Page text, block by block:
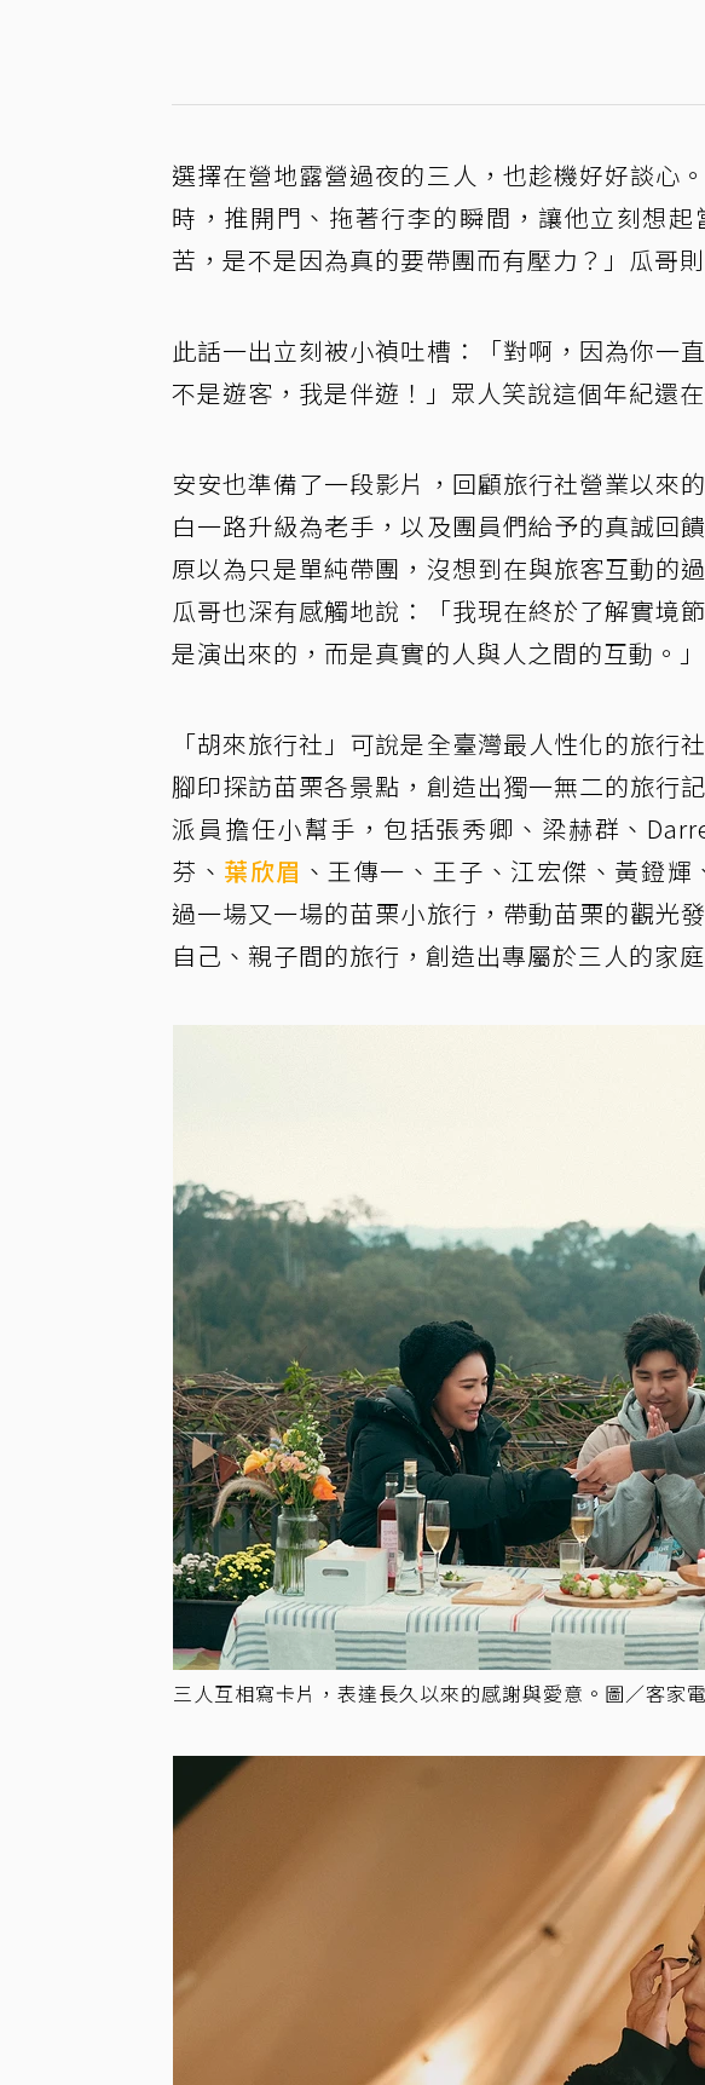
選擇在營地露營過夜的三人，也趁機好好談心
時，推開門、拖著行李的瞬間，讓他立刻想
苦，是不是因為真的要帶團而有壓力？」瓜哥
此話一出立刻被小禎吐槽：「對啊，因為你一
不是遊客，我是伴遊！」眾人笑說這個年紀還
安安也準備了一段影片，回顧旅行社營業以來
白一路升級為老手，以及團員們給予的真誠回
原以為只是單純帶團，沒想到在與旅客互動的
瓜哥也深有感觸地說：「我現在終於了解實境
是演出來的，而是真實的人與人之間的互動。」
「胡來旅行社」可說是全臺灣最人性化的旅行
腳印探訪苗栗各景點，創造出獨一無二的旅行
派員擔任小幫手，包括張秀卿、梁赫群、
芬、 葉欣眉 、王傳一、王子、江宏傑、黃鐙
過一場又一場的苗栗小旅行，帶動苗栗的觀光
自己、親子間的旅行，創造出專屬於三人的家庭
三人互相寫卡片，表達長久以來的感謝與愛意。圖／客家